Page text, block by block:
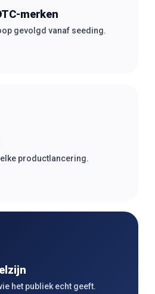
merken
gevolgd vanaf seeding.
productlancering.
het publiek echt geeft.